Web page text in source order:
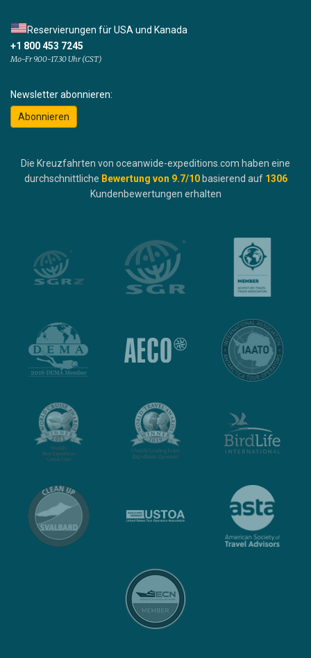
Reservierungen für USA und Kanada
+1 800 453 7245
Mo-Fr 9.00-17.30 Uhr (CST)
Newsletter abonnieren:
Abonnieren
Die Kreuzfahrten von oceanwide-expeditions.com haben eine
durchschnittliche Bewertung von 9.7/10 basierend auf 1306
Kundenbewertungen erhalten